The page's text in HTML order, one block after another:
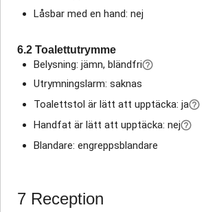
Låsbar med en hand: nej
6.2 Toalettutrymme
Belysning: jämn, bländfri
Utrymningslarm: saknas
Toalettstol är lätt att upptäcka: ja
Handfat är lätt att upptäcka: nej
Blandare: engreppsblandare
7 Reception